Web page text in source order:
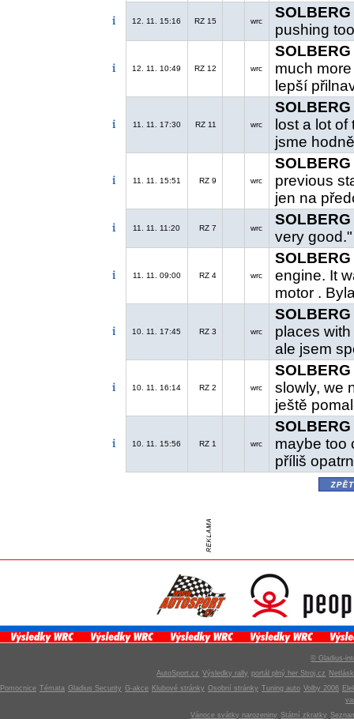
12. 11. 15:16 RZ 15 wrc
SOLBERG
pushing
12. 11. 10:49 RZ 12 wrc
SOLBERG
much
lepší
11. 11. 17:30 RZ 11 wrc
SOLBERG
lost a lot of
jsme
11. 11. 15:51 RZ 9 wrc
SOLBERG
previous
jen na
11. 11. 11:20 RZ 7 wrc
SOLBERG
very
11. 11. 09:00 RZ 4 wrc
SOLBERG
engine. It
motor .
10. 11. 17:45 RZ 3 wrc
SOLBERG
places
ale jsem
10. 11. 16:14 RZ 2 wrc
SOLBERG
slowly, we
ještě
10. 11. 15:56 RZ 1 wrc
SOLBERG
maybe too
příliš
© Gladius-
AutoSport.cz Výsledky rally portál plný her Stroj.cz
Pomocnice Témata Gladius Security G-akce Klubové stránky Osobní stránky Tuning auto Volby 2006
Vánoce svátky narozeniny Státní zkratky